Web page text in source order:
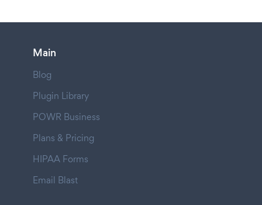
Main
Blog
Plugin Library
POWR Business
Plans & Pricing
HIPAA Forms
Email Blast